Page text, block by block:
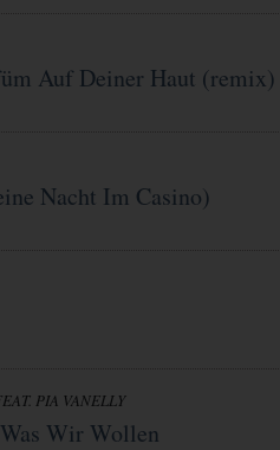
Auf Deiner Haut (remix)
Nacht Im Casino)
PIA VANELLY
Wir Wollen